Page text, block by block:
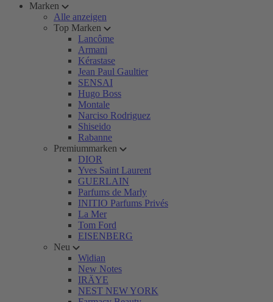
Marken
Alle anzeigen
Top Marken
Lancôme
Armani
Kérastase
Jean Paul Gaultier
SENSAI
Hugo Boss
Montale
Narciso Rodriguez
Shiseido
Rabanne
Premiummarken
DIOR
Yves Saint Laurent
GUERLAIN
Parfums de Marly
INITIO Parfums Privés
La Mer
Tom Ford
EISENBERG
Neu
Widian
New Notes
IRÄYE
NEST NEW YORK